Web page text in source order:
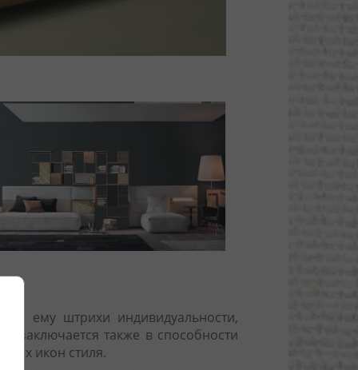
ему штрихи индивидуальности,
заключается также в способности
икон стиля.